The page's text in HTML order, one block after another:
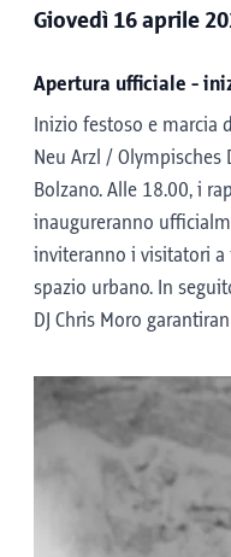
Giovedì 16 aprile
Apertura ufficiale -
Inizio festoso e marcia
Neu Arzl /
Bolzano. Alle 18.00, i
inaugureranno
inviteranno i visitatori a
spazio urbano. In
DJ Chris Moro